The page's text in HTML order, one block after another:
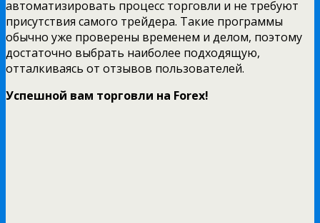
автоматизировать процесс торговли и не требуют
присутствия самого трейдера. Такие программы
обычно уже проверены временем и делом, поэтому
достаточно выбрать наиболее подходящую,
отталкиваясь от отзывов пользователей.
Успешной вам торговли на Forex!